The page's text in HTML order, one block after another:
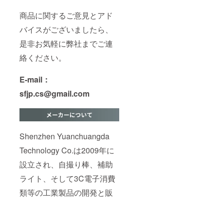
商品に関するご意見とアド
バイスがございましたら、
是非お気軽に弊社までご連
絡ください。
E-mail：
sfjp.cs@gmail.com
Shenzhen Yuanchuangda
Technology Co.は2009年に
設立され、自撮り棒、補助
ライト、そして3C電子消費
類等の工業製品の開発と販